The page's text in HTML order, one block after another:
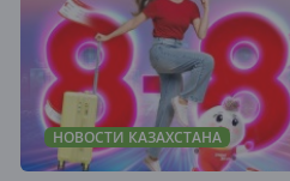
НОВОСТИ КАЗАХСТАНА